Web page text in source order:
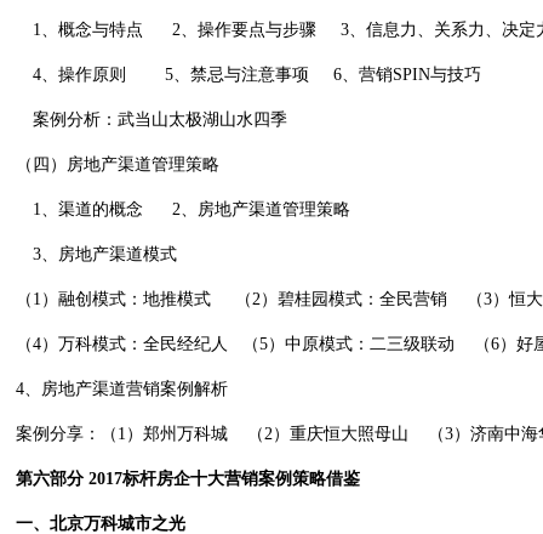
1、概念与特点 2、操作要点与步骤 3、信息力、关系力、决定
4、操作原则 5、禁忌与注意事项 6、营销SPIN与技巧
案例分析：武当山太极湖山水四季
（四）房地产渠道管理策略
1、渠道的概念 2、房地产渠道管理策略
3、房地产渠道模式
（ 1 ）融创模式：地推模式 （2）碧桂园模式：全民营销 （3）恒
（4）万科模式：全民经纪人 （5）中原模式：二三级联动 （6）好
4、房地产渠道营销案例解析
案例分享：（ 1 ）郑州万科城 （2）重庆恒大照母山 （3）济南中
第六部分 2017标杆房企十大营销案例策略借鉴
一、北京万科城市之光